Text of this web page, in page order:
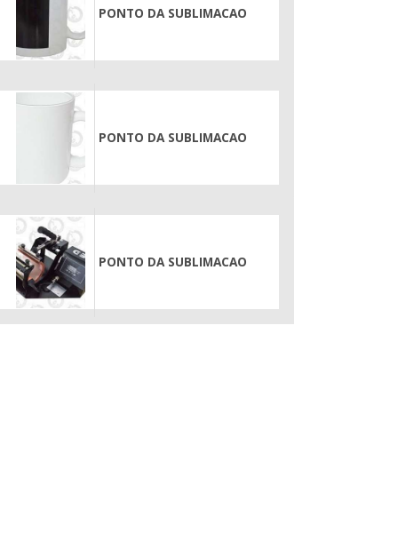
PONTO DA SUBLIMACAO
PONTO DA SUBLIMACAO
PONTO DA SUBLIMACAO